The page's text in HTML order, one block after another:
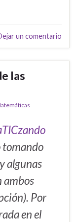
un comentario
las
tomando
algunas
ambos
Por
en el